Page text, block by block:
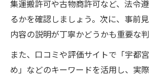
集運搬許可や古物商許可など、法令
るかを確認しましょう。次に、事前
内容の説明が丁寧かどうかも重要な判
また、口コミや評価サイトで「宇都
め」などのキーワードを活用し、実